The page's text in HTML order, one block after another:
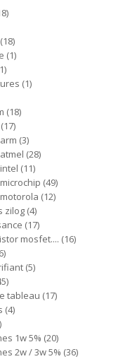
18
1
1
1
18
17
3
28
11
49
12
zilog 4
17
mosfet.... 16
5
tableau 17
4
1w 5% 20
2w / 3w 5% 36